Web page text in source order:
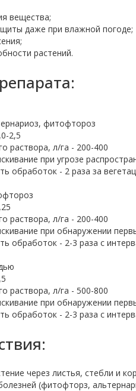
вещества;
даже при влажной погоде;
растений.
фитофтороз
2,5
раствора, л/га - 200-400
при угрозе
обработок - 2 раза за
раствора, л/га - 200-400
при обнаружении
обработок - 2-3 раза с
раствора, л/га - 500-800
при обнаружении
обработок - 2-3 раза с
через листья, стебли и
(фитофторз,